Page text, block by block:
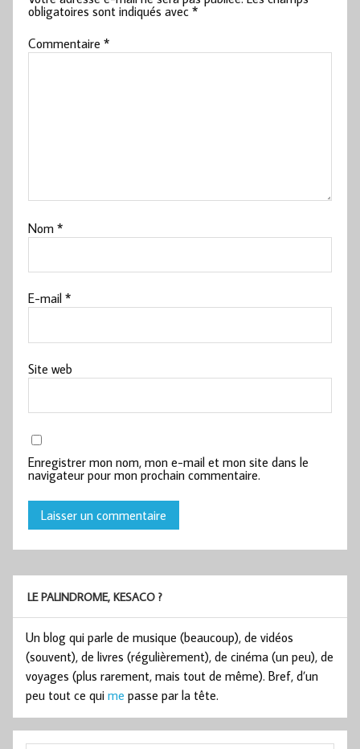
obligatoires sont indiqués avec*
Commentaire*
Nom*
E-mail*
Site web
Enregistrer mon nom, mon e-mail et mon site dans le
navigateur pour mon prochain commentaire.
LE PALINDROME, KESACO ?
Un blog qui parle de musique (beaucoup), de vidéos
(souvent), de livres (régulièrement), de cinéma (un peu), de
voyages (plus rarement, mais tout de même). Bref, d’un
peu tout ce qui me passe par la tête.